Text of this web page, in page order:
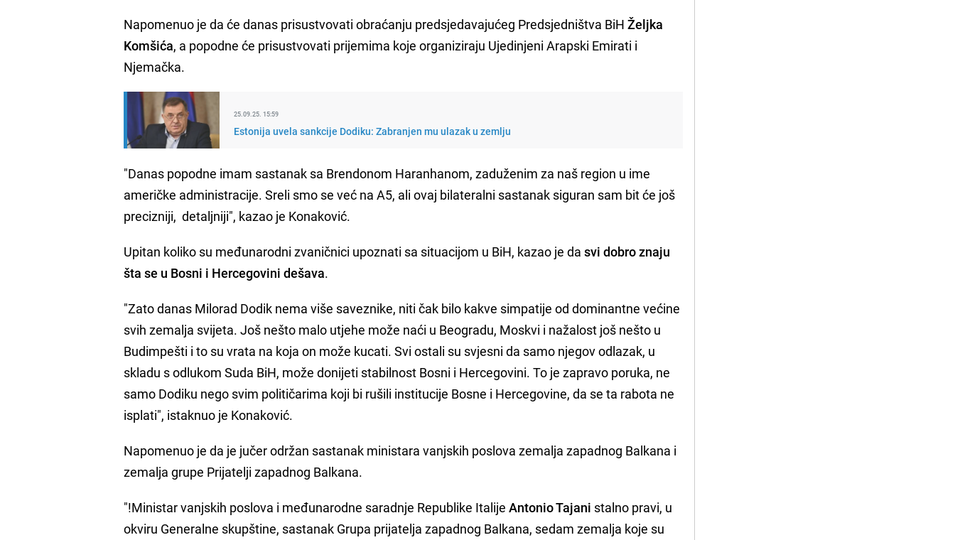
Napomenuo je da će danas prisustvovati obraćanju predsjedavajućeg Predsjedništva BiHŽeljka
Komšića, a popodne će prisustvovati prijemima koje organiziraju Ujedinjeni Arapski Emirati i
Njemačka.
25.09.25. 15:59
Estonija uvela sankcije Dodiku: Zabranjen mu ulazak u zemlju
"Danas popodne imam sastanak sa Brendonom Haranhanom, zaduženim za naš region u ime
američke administracije. Sreli smo se već na A5, ali ovaj bilateralni sastanak siguran sam bit će još
precizniji, detaljniji", kazao je Konaković.
Upitan koliko su međunarodni zvaničnici upoznati sa situacijom u BiH, kazao je da svi dobro znaju
šta se u Bosni i Hercegovini dešava.
"Zato danas Milorad Dodik nema više saveznike, niti čak bilo kakve simpatije od dominantne većine
svih zemalja svijeta. Još nešto malo utjehe može naći u Beogradu, Moskvi i nažalost još nešto u
Budimpešti i to su vrata na koja on može kucati. Svi ostali su svjesni da samo njegov odlazak, u
skladu s odlukom Suda BiH, može donijeti stabilnost Bosni i Hercegovini. To je zapravo poruka, ne
samo Dodiku nego svim političarima koji bi rušili institucije Bosne i Hercegovine, da se ta rabota ne
isplati", istaknuo je Konaković.
Napomenuo je da je jučer održan sastanak ministara vanjskih poslova zemalja zapadnog Balkana i
zemalja grupe Prijatelji zapadnog Balkana.
"!Ministar vanjskih poslova i međunarodne saradnje Republike ItalijeAntonio Tajani stalno pravi, u
okviru Generalne skupštine, sastanak Grupa prijatelja zapadnog Balkana, sedam zemalja koje su